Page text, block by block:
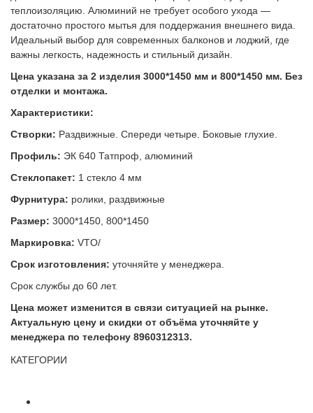
теплоизоляцию. Алюминий не требует особого ухода —
достаточно простого мытья для поддержания внешнего вида.
Идеальный выбор для современных балконов и лоджий, где
важны легкость, надежность и стильный дизайн.
Цена указана за 2 изделия 3000*1450 мм и 800*1450 мм. Без
отделки и монтажа.
Характеристики:
Створки: Раздвижные. Спереди четыре. Боковые глухие.
Профиль: ЭК 640 Татпроф, алюминий
Стеклопакет: 1 стекло 4 мм
Фурнитура: ролики, раздвижные
Размер: 3000*1450, 800*1450
Маркировка: VTO/
Срок изготовления: уточняйте у менеджера.
Срок службы до 60 лет.
Цена может изменится в связи ситуацией на рынке.
Актуальную цену и скидки от объёма уточняйте у
менеджера по телефону 8960312313.
КАТЕГОРИИ